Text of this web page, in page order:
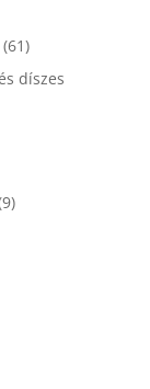
6161
termék
díszes
99